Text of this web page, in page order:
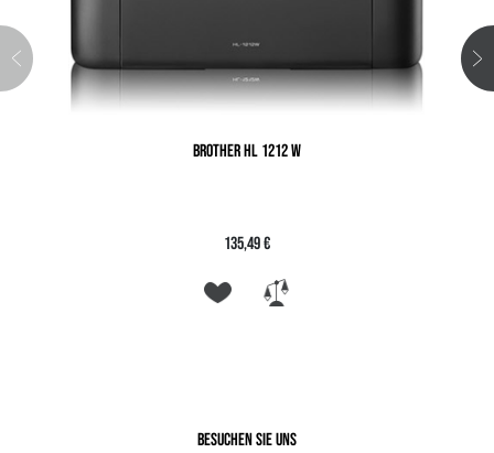
BROTHER HL 1212 W
135,49 €
Besuchen Sie uns